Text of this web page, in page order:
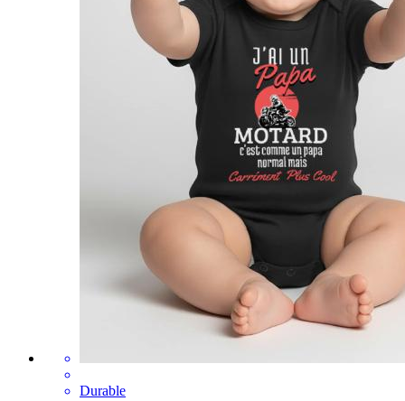
Durable